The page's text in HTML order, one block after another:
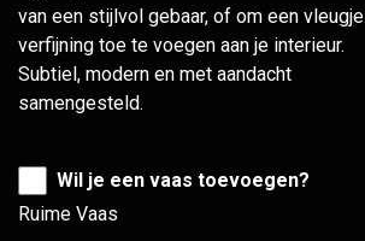
van een stijlvol gebaar, of om een vleugje
verfijning toe te voegen aan je interieur.
Subtiel, modern en met aandacht
samengesteld.
Wil je een vaas toevoegen?
Ruime Vaas